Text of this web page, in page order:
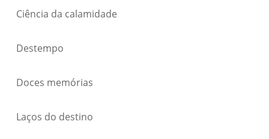
Ciência da calamidade
Destempo
Doces memórias
Laços do destino